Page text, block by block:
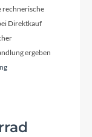
mit
Flip-Flop-
Länge
rechnerische
Direktkauf
ergeben